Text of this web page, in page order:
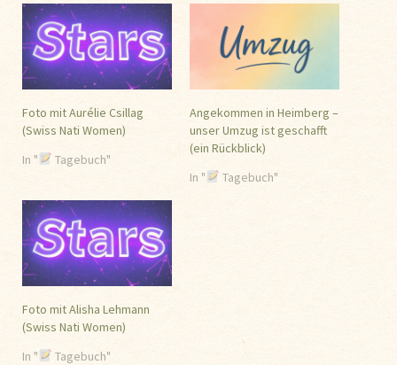
Foto mit Aurélie Csillag
(Swiss Nati Women)
In "
Tagebuch"
Angekommen in Heimberg –
unser Umzug ist geschafft
(ein Rückblick)
In "
Tagebuch"
Foto mit Alisha Lehmann
(Swiss Nati Women)
In "
Tagebuch"